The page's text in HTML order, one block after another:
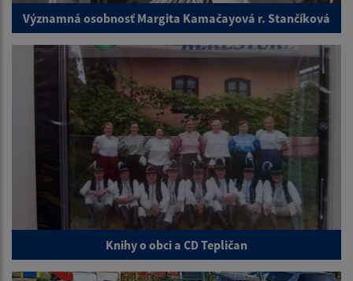
Významná osobnosť Margita Kamačayová r. Stančíková
Knihy o obci a CD Tepličan